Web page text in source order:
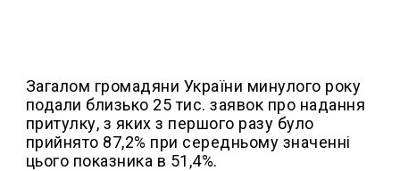
Загалом громадяни України минулого року
подали близько 25 тис. заявок про надання
притулку, з яких з першого разу було
прийнято 87,2% при середньому значенні
цього показника в 51,4%.